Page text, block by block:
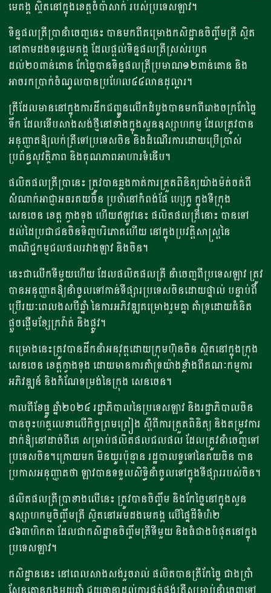
មេគង្គ ស្ថិតនៅក្នុងខេត្ត​ចំប៉ាសាក់​ របស់ប្រទេសឡាវ។
ទិន្នផលត្រីប្រានាំចេញនេះ បានមក​ពីគម្រោងកសិដ្ឋានចិញ្ចឹមត្រី ស្ថិត
នៅតាមដងទន្លេមេគង្គ ដែលផ្តល់ទិន្នផលត្រីស្រស់រហូត
ដល់២០ពាន់តោន​ កែច្នៃបានទិន្នផលត្រីប្រមាណ១២ពាន់តោន និង
អាចរកប្រាក់ចំណូលបាន​ប្រហែល៤៤លានដុល្លារ។
ត្រីដែលមាននៅក្នុងការដឹកជញ្ជូនលើកដំបូងបានមកពីរោងចក្រកែច្នៃ
ទឹក​ ដែលទើបសាងសង់ថ្មីនៅខាងក្នុងសួនឧស្សាហកម្ម ដែលត្រូវបាន
អនុញ្ញាតឱ្យលក់ត្រីទៅប្រទេសចិន និងដំណើរការដោយប្រើប្រាស់
ប្រព័ន្ធសុវត្ថិភាព និងគុណភាពអាហារទំនើប។
ផលិតផលត្រី​ប្រានេះ ត្រូវបានឆ្លងកាត់ការត្រួតពិនិត្យយ៉ាងម៉ត់ចត់ពី
សំណាក់អាជ្ញាអធរ​គយចិន​ ប្រចាំ​នៅ​កំពង់ផែ ហ្សេកូ ក្នុង​ទីក្រុង
សេនចេន ខេត្ត ក្វាងទុង ហើយ​ឥឡូវនេះ​​ ផលិតផលត្រីនោះ បានទៅ
ដល់ដៃប្រជាជន​ចិនទិញបរិភោគហើយ នៅក្នុង​ប្រវត្តិសាស្ត្រ​នៃ
ពាណិជ្ជកម្ម​ជលផលរវាង​ឡាវ និង​ចិន។
នេះជាលើកទីមួយហើយ​ ដែលផលិតផលត្រី​ នាំចេញពីប្រទេសឡាវ ត្រូវ
បានអនុញ្ញាតឱ្យនាំចូលទៅកាន់ទីផ្សារប្រទេសចិនដោយផ្ទាល់ បន្ទាប់ពី
ប្រើរយៈពេលងសបីឆ្នាំ នៃការអភិវឌ្ឍគម្រោងរួមគ្នា គាំទ្រដោយគំនិត
ផ្តួចផ្តើមខ្សែក្រវ៉ាត់ និងផ្លូវ។
គម្រោងនេះត្រូវបានដឹកនាំអនវុត្តដោយក្រុមហ៊ុនចិន​ ស្ថិតនៅក្នុងក្រុង
សេនចេន​​ ខេត្តក្វាងទុង ដោយមានការគាំទ្រយ៉ាងខ្លាំងពីគណៈកម្មការ
អភិវឌ្ឍន៍ និងកំណែទម្រង់នៃក្រុង សេនចេន។
កាលពីខែធ្នូ ឆ្នាំ២០២៤ រដ្ឋាភិបាលនៃប្រទេសឡាវ និងរដ្ឋាភិបាលចិន​
បានចុះហត្ថលេខាលើកិច្ចព្រមព្រៀង ស្តីពីការត្រួតពិនិត្យ និងតម្រូវការ
ដាក់ឱ្យនៅដាច់ពីគេ សម្រាប់ផលិតផលជលផល ដែលត្រូវនាំចេញទៅ
ប្រទេសចិន។​ក្រោយមក មិនយូរប៉ុន្មាន រដ្ឋបាលទូទៅនៃគយចិន បាន
ប្រកាសអនុញ្ញាតថា ឡាវបានទទួលសិទ្ធិនាំចូលទៅក្នុងទីផ្សាររបស់ចិន។
ផលិតផលត្រីប្រាខាងលើនេះ ត្រូវបានចិញ្ចឹម​ និងកែច្នៃនៅក្នុងសួន
ឧស្សាហកម្មចិញ្ចឹមត្រី ​ស្ថិតនៅអមដងមេគង្គ លើផ្ទៃដីទំហំ២
៨៦៣ហិកតា ដែលជាកសិដ្ឋានចិញ្ចឹមត្រីទីមួយ និងធំជាងបំផុតនៅក្នុង
ប្រទេសឡាវ។
កសិដ្ឋាននេះ នៅពេលសាងសង់រួចរាល់ ផលិតបានត្រីកែច្នៃ​ ជាងប្រាំ
សែនតោនក្នុងមួយឆ្នាំ ជួយធានាដល់ការផ្គត់ផ្គង់ត្រីសម្រាប់នាំចេញទៅ